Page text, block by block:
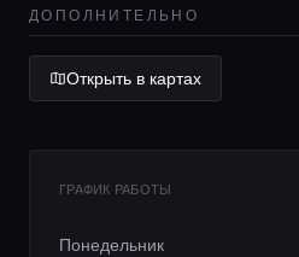
Консьерж
Lifestyle
ДОПОЛНИТЕЛЬНО
Открыть в картах
ГРАФИК РАБОТЫ
Понедельник